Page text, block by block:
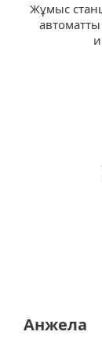
Жұмыс
Анжела